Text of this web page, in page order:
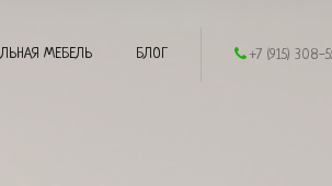
+7 (915) 308-
МЕБЕЛЬ БЛОГ